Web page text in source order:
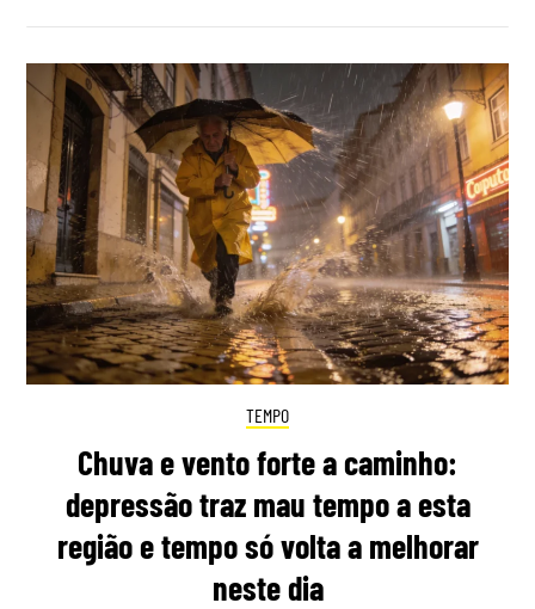
TEMPO
Chuva e vento forte a caminho:
depressão traz mau tempo a esta
região e tempo só volta a melhorar
neste dia